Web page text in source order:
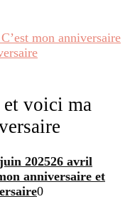
C’est mon anniversaire
et voici ma
202526 avril
anniversaire et
0